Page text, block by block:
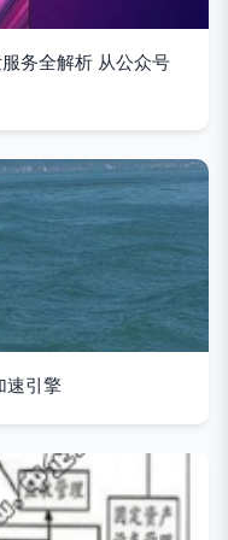
务全解析 从公众号
速引擎